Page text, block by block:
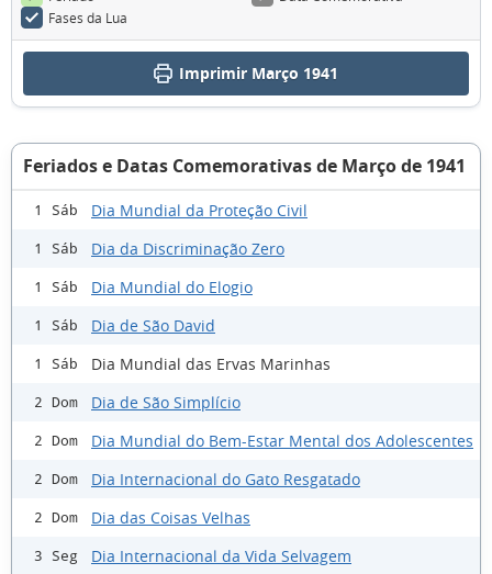
Fases da Lua
Imprimir Março 1941
Feriados e Datas Comemorativas de Março de 1941
1 Sáb Dia Mundial da Proteção Civil
1 Sáb Dia da Discriminação Zero
1 Sáb Dia Mundial do Elogio
1 Sáb Dia de São David
1 Sáb Dia Mundial das Ervas Marinhas
2 Dom Dia de São Simplício
2 Dom Dia Mundial do Bem-Estar Mental dos Adolescentes
2 Dom Dia Internacional do Gato Resgatado
2 Dom Dia das Coisas Velhas
3 Seg Dia Internacional da Vida Selvagem